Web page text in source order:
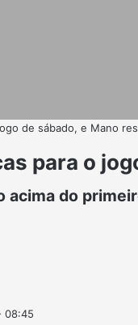
de sábado, e Mano
para o
do
08:45